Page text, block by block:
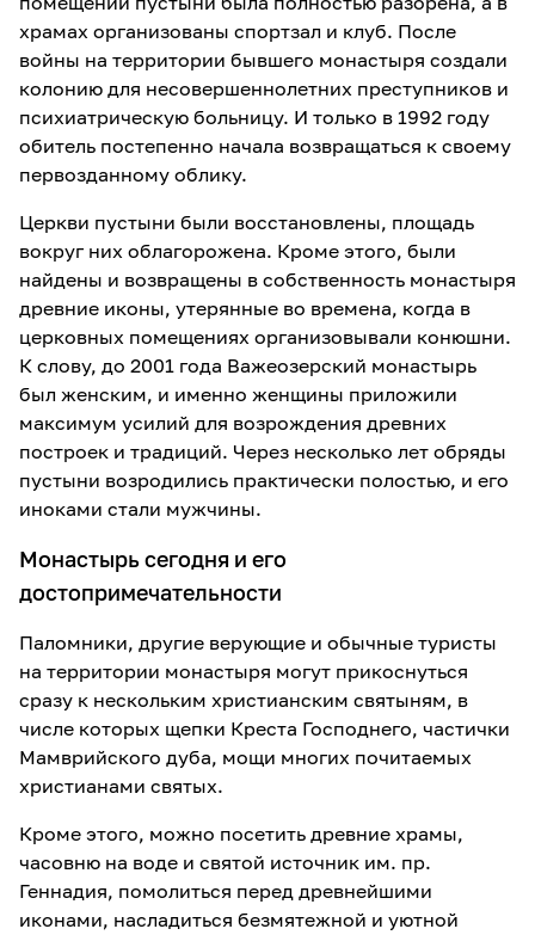
храмах организованы спортзал и клуб. После
войны на территории бывшего монастыря создали
колонию для несовершеннолетних преступников и
психиатрическую больницу. И только в 1992 году
обитель постепенно начала возвращаться к своему
первозданному облику.
Церкви пустыни были восстановлены, площадь
вокруг них облагорожена. Кроме этого, были
найдены и возвращены в собственность монастыря
древние иконы, утерянные во времена, когда в
церковных помещениях организовывали конюшни.
К слову, до 2001 года Важеозерский монастырь
был женским, и именно женщины приложили
максимум усилий для возрождения древних
построек и традиций. Через несколько лет обряды
пустыни возродились практически полостью, и его
иноками стали мужчины.
Монастырь сегодня и его
достопримечательности
Паломники, другие верующие и обычные туристы
на территории монастыря могут прикоснуться
сразу к нескольким христианским святыням, в
числе которых щепки Креста Господнего, частички
Мамврийского дуба, мощи многих почитаемых
христианами святых.
Кроме этого, можно посетить древние храмы,
часовню на воде и святой источник им. пр.
Геннадия, помолиться перед древнейшими
иконами, насладиться безмятежной и уютной